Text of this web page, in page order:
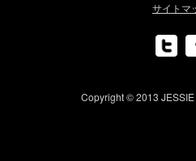
サイトマ
Copyright © 2013